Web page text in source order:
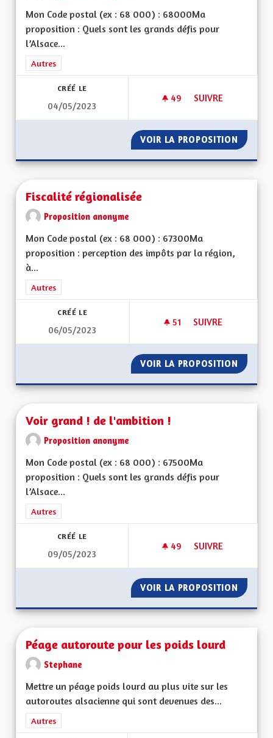
Mon Code postal (ex : 68 000) : 68000Ma
proposition : Quels sont les grands défis pour
l’Alsace...
Filtrer les résultats de la catégorie : Autres
Autres
CRÉÉ LE
04/05/2023
49 49 ABONNÉS
SUIVRE
VOIR LA PROPOSITION VIREZ
Fiscalité régionalisée
Proposition anonyme
Mon Code postal (ex : 68 000) : 67300Ma
proposition : perception des impôts par la région,
à...
Filtrer les résultats de la catégorie : Autres
Autres
CRÉÉ LE
06/05/2023
51 51 ABONNÉS
SUIVRE
VOIR LA PROPOSITION
Voir grand ! de l'ambition !
Proposition anonyme
Mon Code postal (ex : 68 000) : 67500Ma
proposition : Quels sont les grands défis pour
l’Alsace...
Filtrer les résultats de la catégorie : Autres
Autres
CRÉÉ LE
09/05/2023
49 49 ABONNÉS
SUIVRE
VOIR LA PROPOSITION VOIR
Péage autoroute pour les poids lourd
Stephane
Mettre un péage poids lourd au plus vite sur les
autoroutes alsacienne qui sont devenues des...
Filtrer les résultats de la catégorie : Autres
Autres